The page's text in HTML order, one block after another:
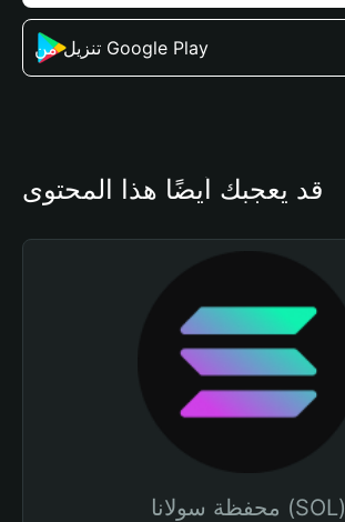
تنزيل من Google Play
قد يعجبك أيضًا هذا المحتوى
محفظة سولانا (SOL)